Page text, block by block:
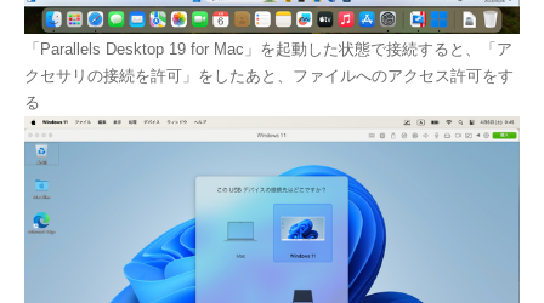
「Parallels Desktop 19 for Mac」を起動した状態で接続すると、「ア
クセサリの接続を許可」をしたあと、ファイルへのアクセス許可をす
る